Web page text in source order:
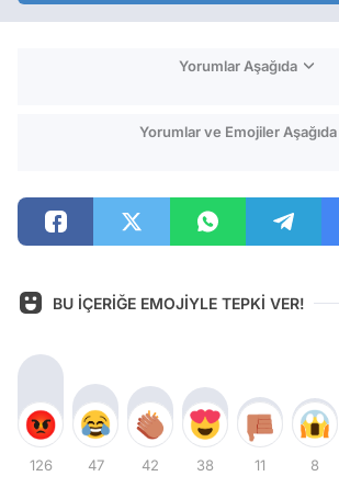
Yorumlar Aşağıda
Yorumlar ve Emojiler Aşağıda
BU İÇERİĞE EMOJİYLE TEPKİ VER!
126 47 42 38 11 8